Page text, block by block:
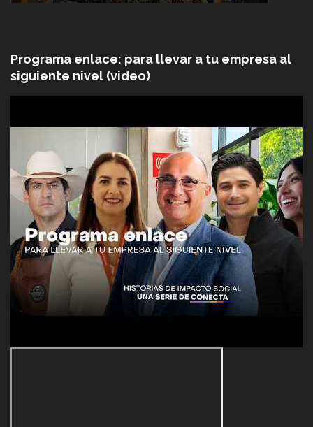
Programa enlace: para llevar a tu empresa al
siguiente nivel (video)